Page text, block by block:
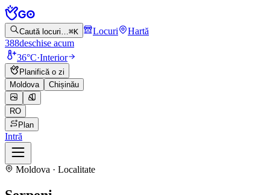
Caută locuri…⌘K Locuri
Hartă
388deschise acum
36°C·Interior
Planifică o zi
Moldova
Chișinău
RO
Plan
Intră
Moldova · Localitate